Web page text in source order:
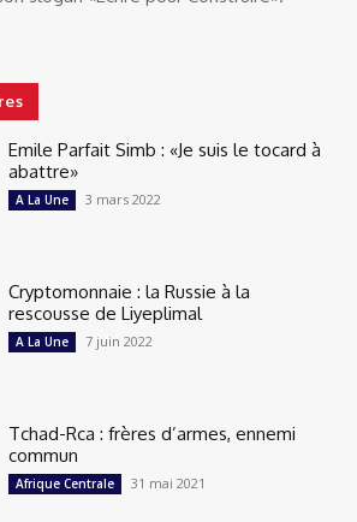
Emile Parfait Simb : «Je suis le tocard à
abattre»
A La Une 3 mars 2022
Cryptomonnaie : la Russie à la
rescousse de Liyeplimal
A La Une 7 juin 2022
Tchad-Rca : frères d’armes, ennemi
commun
Afrique Centrale 31 mai 2021